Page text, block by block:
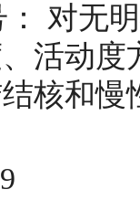
对无
活动
核和